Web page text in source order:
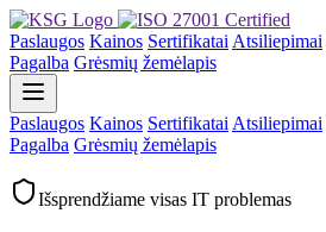
Paslaugos Kainos Sertifikatai Atsiliepimai
Pagalba Grėsmių žemėlapis
Paslaugos Kainos Sertifikatai Atsiliepimai
Pagalba Grėsmių žemėlapis
Išsprendžiame visas IT problemas